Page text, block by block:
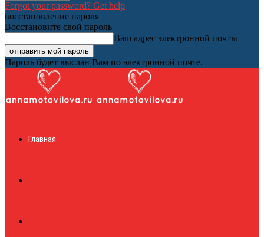
Forgot your password? Get help
восстановление пароля
Восстановите свой пароль
Ваш адрес электронной почты
Пароль будет выслан Вам по электронной почте.
журналГлавная